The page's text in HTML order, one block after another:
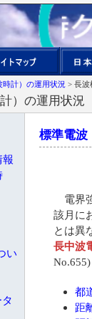
計）の運用状況 > 長波
）の運用状況
報
い
標準電波
電界
該月に
とは異
長中波
都
距